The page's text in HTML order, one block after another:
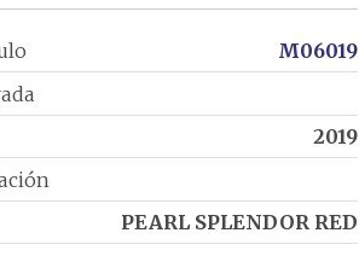
M06019
2019
PEARL SPLENDOR RED